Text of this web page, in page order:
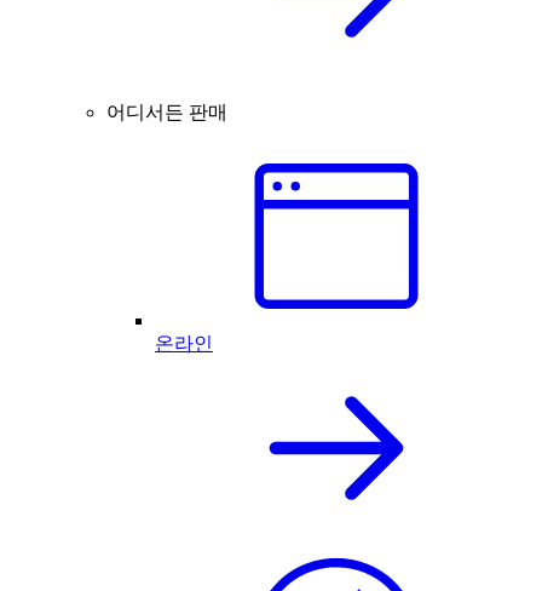
어디서든 판매
온라인